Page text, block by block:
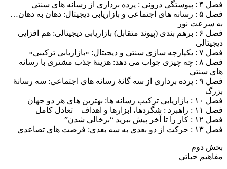
فصل ۴ : پیوستگی درونی : پرده برداری از رسانه های سنتی
فصل ۵ : رسانه های اجتماعی و بازاریابی دیجیتال: دهان به دهان…
به سرعت نور
فصل ۶ : برهم بندی (پیوند متقابل) بازاریابی دیجیتالی: هم افزایی
دیجیتالی
فصل ۷ : یکپارچه سازی سنتی و دیجیتال: «بازاریابی ترکیبی»
فصل ۸ : چه چیزی جواب می دهد: هزینۀ جذب مشتری با رسانه
های سنتی
فصل ۹ : پرده برداری از سه گانۀ رسانه های اجتماعی: سه رسانۀ
بزرگ
فصل ۱۰ : بازاریابی ترکیب رسانه ها: بهترین های هر دو جهان
فصل ۱۱ : راهبرد : شگردها، ابزارها و اهداف – تعادل کامل
فصل ۱۲ : کار را تا آخر پیش ببرید “برخالی شدن”
فصل ۱۳ : حرکت از دو بعدی به سه بعدی: فرصت های تصاعدی
بخش دوم
مفاهیم حیاتی